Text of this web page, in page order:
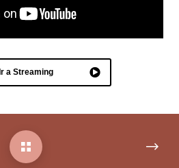
Ir a Streaming